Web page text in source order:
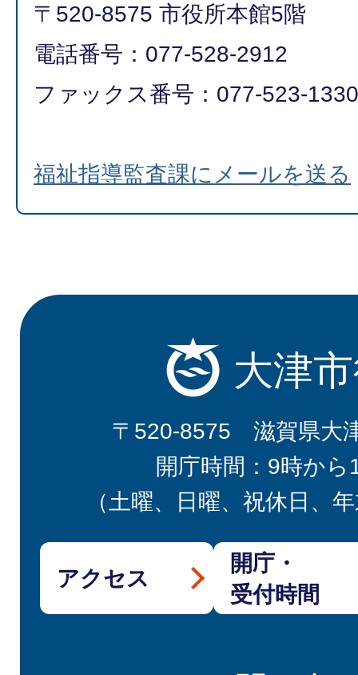
〒520-8575 市役所本館5階
電話番号：077-528-2912
ファックス番号：077-523-1330
福祉指導監査課にメールを送る
大津
〒520-8575 滋賀県大
開庁時間：9時から
（土曜、日曜、祝休日、
アクセス
開庁・
受付時間